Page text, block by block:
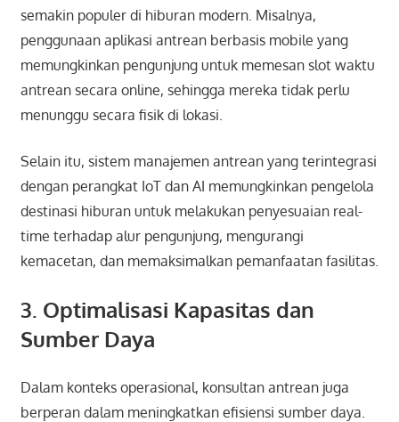
semakin populer di hiburan modern. Misalnya,
penggunaan aplikasi antrean berbasis mobile yang
memungkinkan pengunjung untuk memesan slot waktu
antrean secara online, sehingga mereka tidak perlu
menunggu secara fisik di lokasi.
Selain itu, sistem manajemen antrean yang terintegrasi
dengan perangkat IoT dan AI memungkinkan pengelola
destinasi hiburan untuk melakukan penyesuaian real-
time terhadap alur pengunjung, mengurangi
kemacetan, dan memaksimalkan pemanfaatan fasilitas.
3. Optimalisasi Kapasitas dan
Sumber Daya
Dalam konteks operasional, konsultan antrean juga
berperan dalam meningkatkan efisiensi sumber daya.